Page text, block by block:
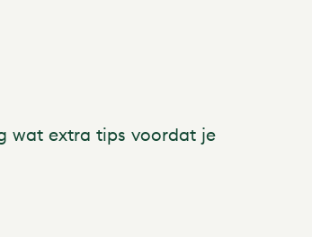
wat extra tips voordat je